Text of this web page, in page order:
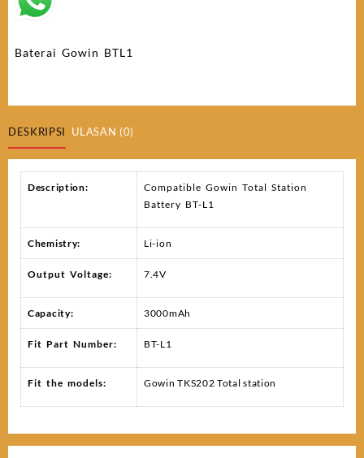
Baterai Gowin BTL1
DESKRIPSI ULASAN (0)
Description:
Compatible Gowin Total Station
Battery BT-L1
Chemistry: Li-ion
Output Voltage: 7.4V
Capacity: 3000mAh
Fit Part Number: BT-L1
Fit the models: Gowin TKS202 Total station